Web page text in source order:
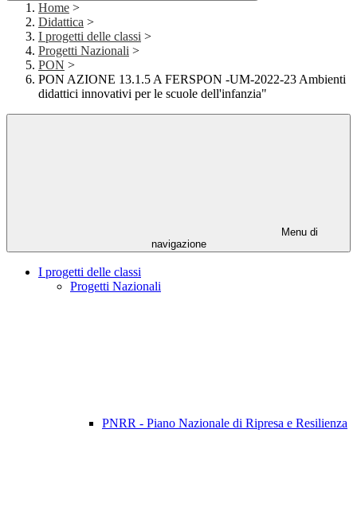
Home >
Didattica >
I progetti delle classi >
Progetti Nazionali >
PON >
PON AZIONE 13.1.5 A FERSPON -UM-2022-23 Ambienti
didattici innovativi per le scuole dell'infanzia"
Menu di
navigazione
I progetti delle classi
Progetti Nazionali
PNRR - Piano Nazionale di Ripresa e Resilienza